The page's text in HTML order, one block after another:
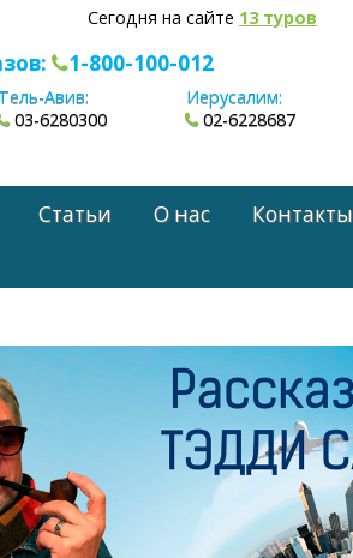
Сегодня на сайте 13 туров
1-800-100-012
Тель-Авив:
03-6280300
Иерусалим:
02-6228687
Статьи О нас Контакты